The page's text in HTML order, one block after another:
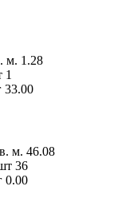
м. 1.28
1
33.00
м. 46.08
36
0.00